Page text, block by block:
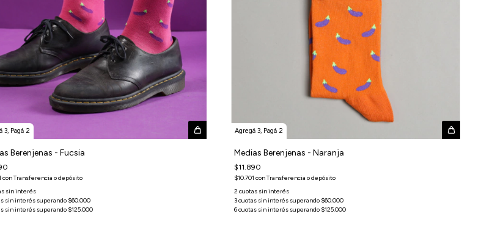
3, Pagá 2
Berenjenas - Fucsia
conTransferencia o depósito
Agregá 3, Pagá 2
Medias Berenjenas - Naranja
$11.890
$10.701conTransferencia o depósito